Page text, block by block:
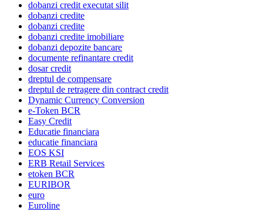
dobanzi credit executat silit
dobanzi credite
dobanzi credite
dobanzi credite imobiliare
dobanzi depozite bancare
documente refinantare credit
dosar credit
dreptul de compensare
dreptul de retragere din contract credit
Dynamic Currency Conversion
e-Token BCR
Easy Credit
Educatie financiara
educatie financiara
EOS KSI
ERB Retail Services
etoken BCR
EURIBOR
euro
Euroline